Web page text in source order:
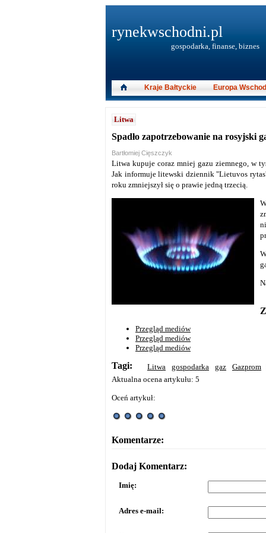
Litwa
Spadło zapotrzebowanie na rosyjski
Bartłomiej Cięszczyk
Litwa kupuje coraz mniej gazu ziemnego, w
Jak informuje litewski dziennik "Lietuvos
roku zmniejszył się o prawie jedną trzecią.
Przegląd mediów
Przegląd mediów
Przegląd mediów
Tagi: Litwa gospodarka gaz Gazprom
Aktualna ocena artykułu: 5
Oceń artykuł:
Komentarze:
Dodaj Komentarz:
Imię:
Adres e-mail:
rynekwschodni.pl
gospodarka, finanse, biznes
Kraje Bałtyckie Europa